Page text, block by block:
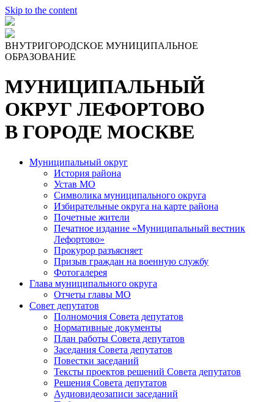
Skip to the content
ВНУТРИГОРОДСКОЕ МУНИЦИПАЛЬНОЕ
ОБРАЗОВАНИЕ
МУНИЦИПАЛЬНЫЙ
ОКРУГ ЛЕФОРТОВО
В ГОРОДЕ МОСКВЕ
Муниципальный округ
История района
Устав МО
Символика муниципального округа
Избирательные округа на карте района
Почетные жители
Печатное издание «Муниципальный вестник
Лефортово»
Прокурор разъясняет
Призыв граждан на военную службу
Фотогалерея
Глава муниципального округа
Отчеты главы МО
Совет депутатов
Полномочия Совета депутатов
Нормативные документы
План работы Совета депутатов
Заседания Cовета депутатов
Повестки заседаний
Тексты проектов решений Совета депутатов
Решения Совета депутатов
Аудиовидеозаписи заседаний